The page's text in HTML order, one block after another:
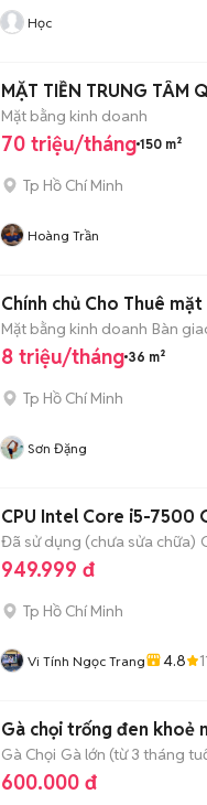
Học
MẶT TIỀN TRUNG TÂM
Mặt bằng kinh doanh
70 triệu/tháng 150 m²
Tp Hồ Chí Minh
Hoàng Trần
Chính chủ Cho Thuê
Mặt bằng kinh doanh Bàn
8 triệu/tháng 36 m²
Tp Hồ Chí Minh
Sơn Đặng
CPU Intel Core i5-7500
Đã sử dụng (chưa sửa chữa)
949.999 đ
Tp Hồ Chí Minh
Vi Tính Ngọc Trang 4.8
Gà chọi trống đen khoẻ
Gà Chọi Gà lớn (từ 3 tháng
600.000 đ